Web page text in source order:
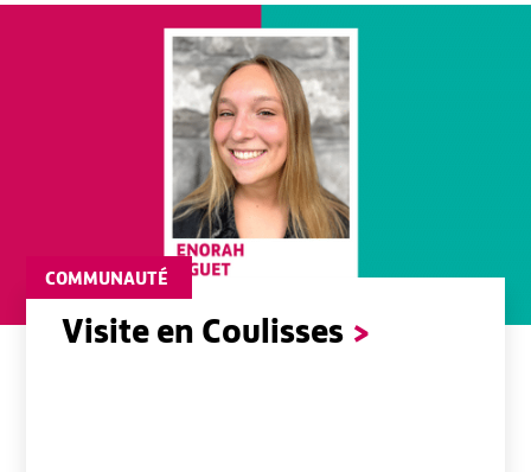
COMMUNAUTÉ
Visite en Coulisses >